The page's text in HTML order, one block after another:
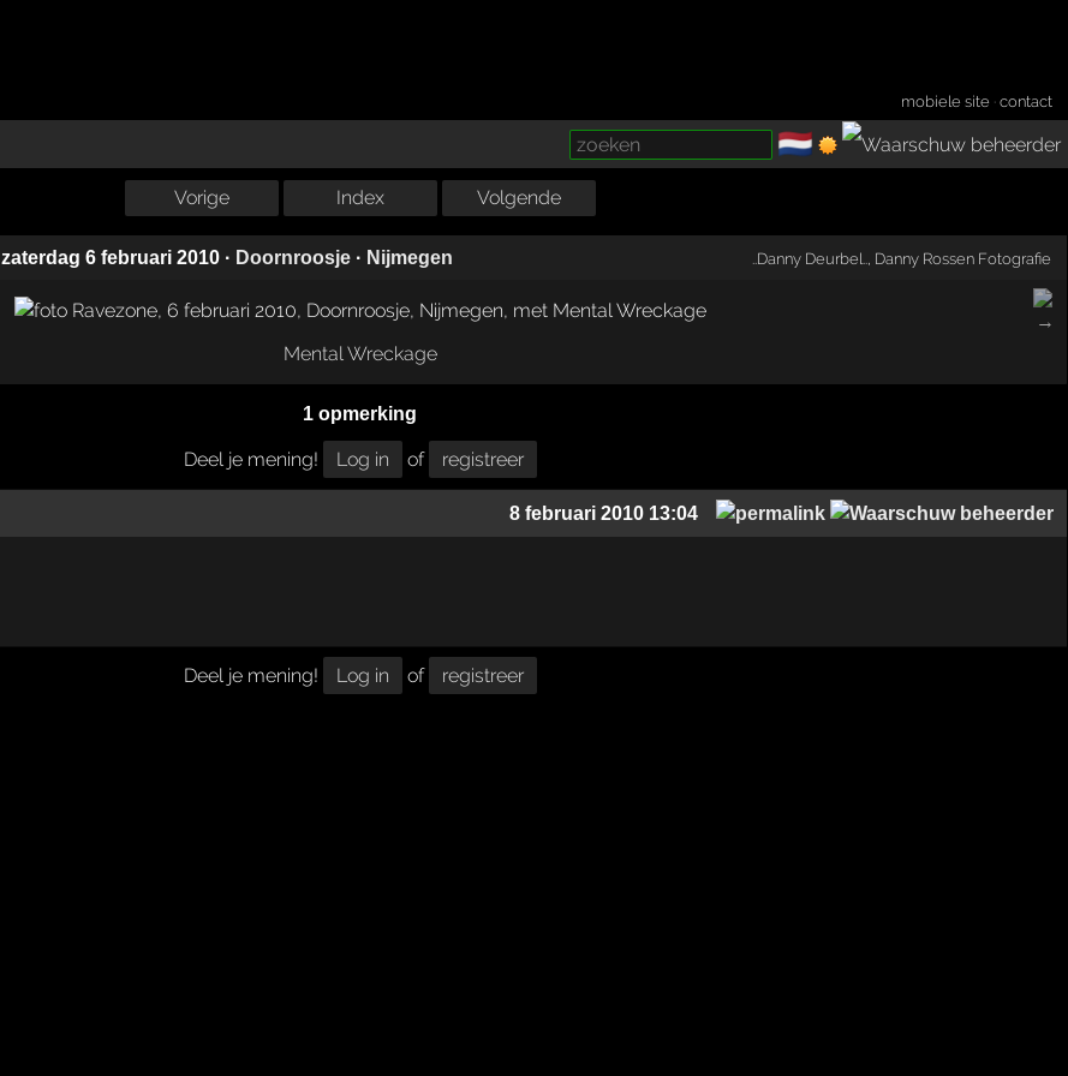
mobiele site ·contact
🇳🇱
Vorige Index Volgende
zaterdag 6 februari 2010 · Doornroosje · Nijmegen ..Danny Deurbel.. Danny Rossen Fotografie
Mental Wreckage
1 opmerking
Deel je mening! Log in of registreer
8 februari 2010 13:04
Deel je mening! Log in of registreer